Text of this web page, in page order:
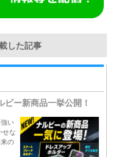
した記事
ビー新商品一挙公開！
い
せな
の